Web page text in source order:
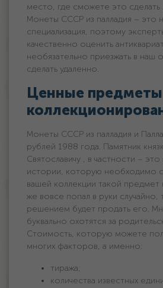
место, где сможете это сделать
Монеты СССР из палладия – это
специализация, поэтому
качественно оценить
необязательно приезжать в наш
сделать удаленно.
Ценные предметы
Монеты СССР из палладия и
рублей 1988 года. Памятник
Святославичу , в частности – это
истории, которую необходимо
вашей коллекции такой предмет
же вовсе попал в руки случайно,
решением будет продать его.
буквально охотятся за
Стоимость, которую можете
многих факторов, а именно:
тиража;
количества известных